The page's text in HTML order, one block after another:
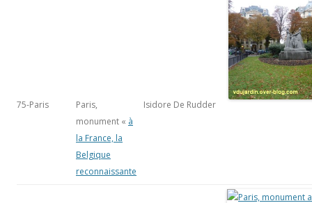
75-Paris
Paris,
monument « à
la France, la
Belgique
reconnaissante
Isidore De Rudder